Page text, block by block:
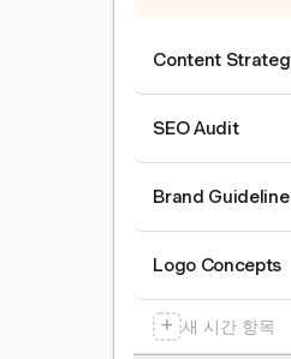
Content
SEO Audit
Brand
Logo Concepts
+ 새 시간 항목